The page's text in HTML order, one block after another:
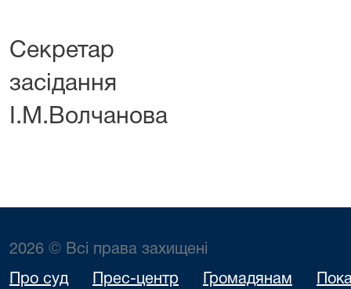
Секретар
І.М.Волчанова
2026 © Всі права захищені
Про суд Прес-центр Громадянам